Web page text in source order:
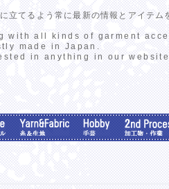
立てるよう常に最新の情報とアイテム
with all kinds of garment
made in Japan.
in anything in our